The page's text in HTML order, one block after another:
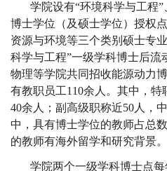
学院设有“环境科学与工程
博士学位（及硕士学位）授权
资源与环境等三个类别硕士专
科学与工程”一级学科博士后流
物理等学院共同招收能源动力
有教职员工110余人。其中，特
40余人；副高级职称近50人，
中，具有博士学位的教师占总
的教师有海外留学和研究背景。
学院两个一级学科博士点